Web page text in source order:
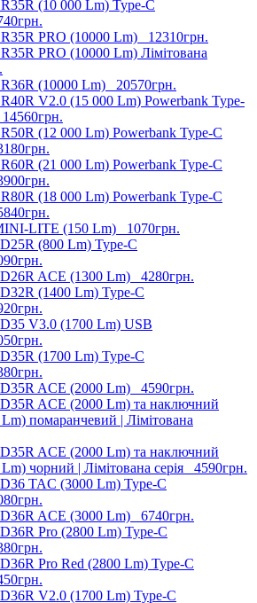
(10 000 Lm) Type-C
PRO (10000 Lm) 12310грн.
PRO (10000 Lm) Лімітована
(10000 Lm) 20570грн.
V2.0 (15 000 Lm) Powerbank Type-
14560грн.
(12 000 Lm) Powerbank Type-C
(21 000 Lm) Powerbank Type-C
(18 000 Lm) Powerbank Type-C
LITE (150 Lm) 1070грн.
(800 Lm) Type-C
ACE (1300 Lm) 4280грн.
(1400 Lm) Type-C
V3.0 (1700 Lm) USB
(1700 Lm) Type-C
ACE (2000 Lm) 4590грн.
ACE (2000 Lm) та наключний
помаранчевий | Лімітована
ACE (2000 Lm) та наключний
чорний | Лімітована серія 4590грн.
TAC (3000 Lm) Type-C
ACE (3000 Lm) 6740грн.
Pro (2800 Lm) Type-C
Pro Red (2800 Lm) Type-C
V2.0 (1700 Lm) Type-C